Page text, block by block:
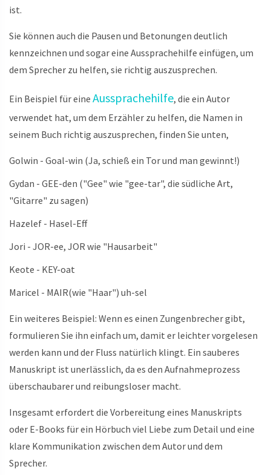
ist.
Sie können auch die Pausen und Betonungen deutlich
kennzeichnen und sogar eine Aussprachehilfe einfügen, um
dem Sprecher zu helfen, sie richtig auszusprechen.
Ein Beispiel für eine Aussprachehilfe, die ein Autor
verwendet hat, um dem Erzähler zu helfen, die Namen in
seinem Buch richtig auszusprechen, finden Sie unten,
Golwin - Goal-win (Ja, schieß ein Tor und man gewinnt!)
Gydan - GEE-den ("Gee" wie "gee-tar", die südliche Art,
"Gitarre" zu sagen)
Hazelef - Hasel-Eff
Jori - JOR-ee, JOR wie "Hausarbeit"
Keote - KEY-oat
Maricel - MAIR(wie "Haar") uh-sel
Ein weiteres Beispiel: Wenn es einen Zungenbrecher gibt,
formulieren Sie ihn einfach um, damit er leichter vorgelesen
werden kann und der Fluss natürlich klingt. Ein sauberes
Manuskript ist unerlässlich, da es den Aufnahmeprozess
überschaubarer und reibungsloser macht.
Insgesamt erfordert die Vorbereitung eines Manuskripts
oder E-Books für ein Hörbuch viel Liebe zum Detail und eine
klare Kommunikation zwischen dem Autor und dem
Sprecher.